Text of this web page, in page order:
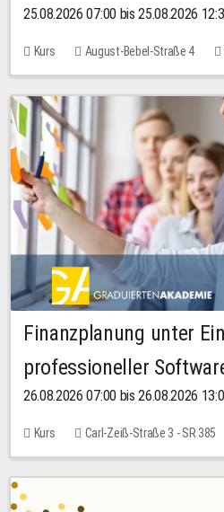
25.08.2026 07:00 bis 25.08.2026
Kurs August-Bebel-Straße 4
Finanzplanung unter
professioneller
26.08.2026 07:00 bis 26.08.2026
Kurs Carl-Zeiß-Straße 3 - SR 385
20,00 EUR